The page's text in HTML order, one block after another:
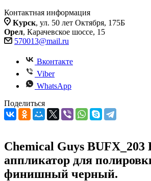
Контактная информация
Курск, ул. 50 лет Октября, 175Б
Орел, Карачевское шоссе, 15
570013@mail.ru
Вконтакте
Viber
WhatsApp
Поделиться
Chemical Guys
аппликатор для
финишный черный.